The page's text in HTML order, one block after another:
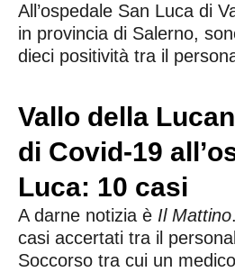
All’ospedale San Luca di
in provincia di Salerno,
dieci positività tra il
Vallo della
di Covid-19
Luca: 10 casi
A darne notizia è Il Mattino
casi accertati tra il
Soccorso tra cui un